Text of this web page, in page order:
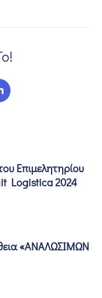
Επιμελητηρίου
Logistica 2024
«ΑΝΑΛΩΣΙΜΩΝ